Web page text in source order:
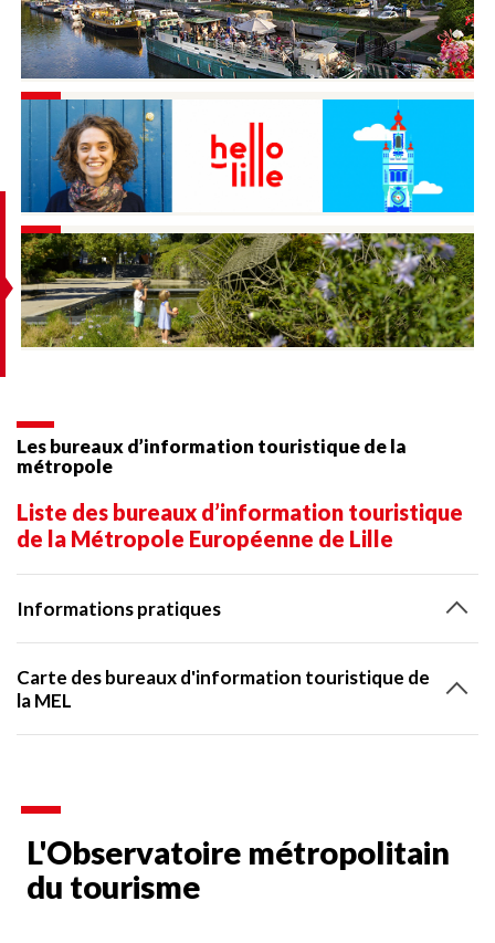
Les bureaux d’information touristique de la
métropole
Liste des bureaux d’information touristique
de la Métropole Européenne de Lille
Informations pratiques
Carte des bureaux d'information touristique de
la MEL
L'Observatoire métropolitain
du tourisme